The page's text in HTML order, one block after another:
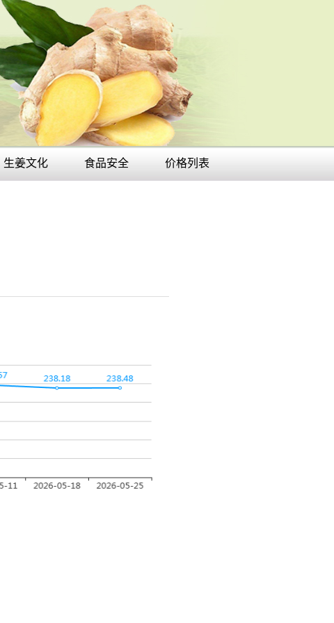
生姜文化 食品安全 价格列表